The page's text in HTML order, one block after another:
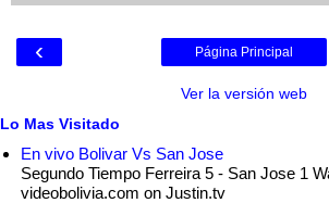
‹ Página Principal
Ver la versión web
Lo Mas Visitado
En vivo Bolivar Vs San Jose
Segundo Tiempo Ferreira 5 - San Jose 1
videobolivia.com on Justin.tv